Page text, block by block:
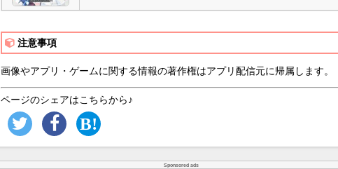
注意事項
画像やアプリ・ゲームに関する情報の著作権はアプリ配信元に帰属します。
ページのシェアはこちらから♪
Sponsored ads